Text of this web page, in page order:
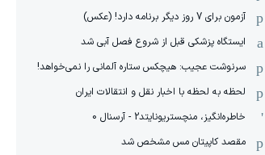
آزمون برای 7 روز دیگر برنامه دارد! (عکس)
ایستگاه پزشکی قبل از شروع فصل آبی شد
سرنوشت عجیب: هیچکس ستاره آلمانی را نمی‌خواهد!
لحظه به لحظه با اخبار نقل و انتقالات ایران
خاطره‌انگیز، منچستریونایتد2 - آرسنال 0
مقصد کاپیتان مس مشخص شد